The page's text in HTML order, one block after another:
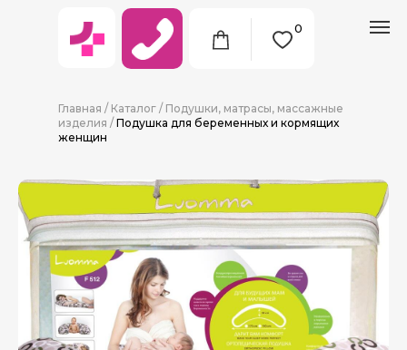
0
Главная / Каталог / Подушки, матрасы, массажные
изделия / Подушка для беременных и кормящих
женщин